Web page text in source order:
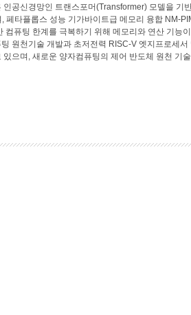
인공신경망인 트랜스포머(Transformer) 모델을 기
, 페타플롭스 성능 기가바이트급 메모리 융합 NM-
컴퓨팅 한계를 극복하기 위해 메모리와 연산 기능
원천기술 개발과 초저전력 RISC-V 엣지프로세
있으며, 새로운 양자컴퓨팅의 제어 반도체 원천 기